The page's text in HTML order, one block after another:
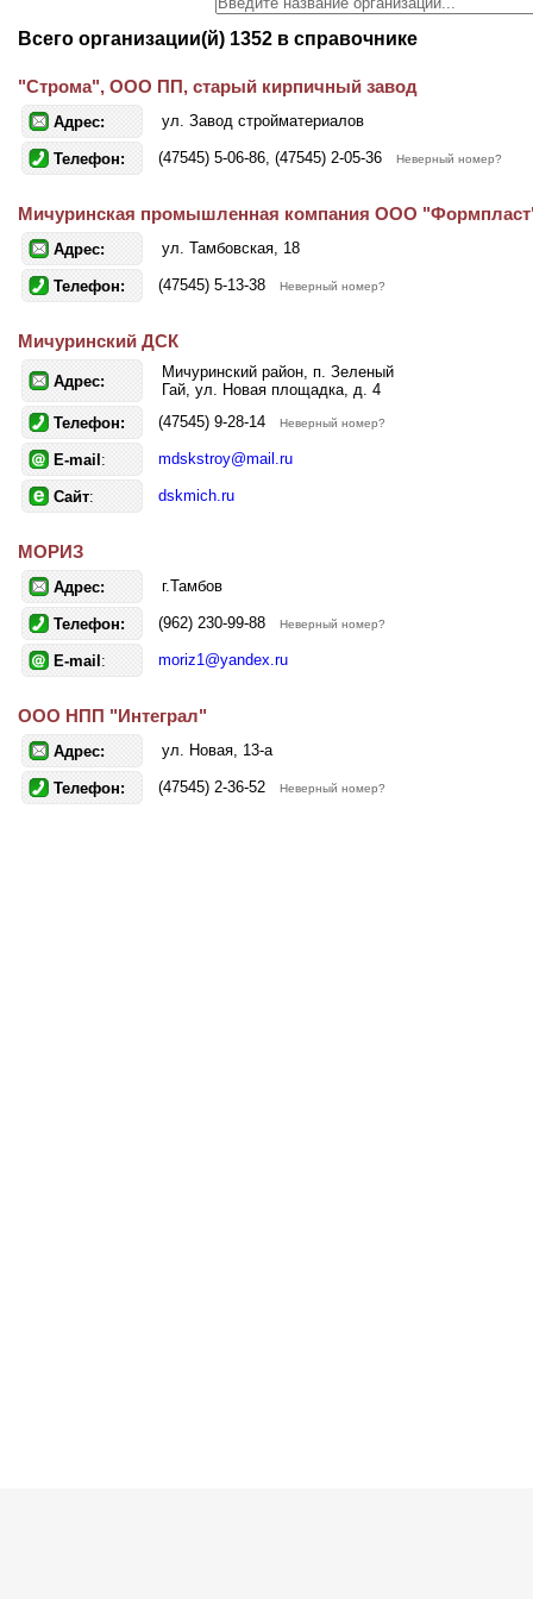
Всего организации(й) 1352 в справочнике
"Строма", ООО ПП, старый кирпичный завод
Адрес: ул. Завод стройматериалов
Телефон: (47545) 5-06-86, (47545) 2-05-36 Неверный номер?
Мичуринская промышленная компания ООО
Адрес: ул. Тамбовская, 18
Телефон: (47545) 5-13-38 Неверный номер?
Мичуринский ДСК
Адрес:
Мичуринский район, п. Зеленый
Гай, ул. Новая площадка, д. 4
Телефон:
(47545) 9-28-14 Неверный номер?
E-mail : mdskstroy@mail.ru
Сайт: dskmich.ru
МОРИЗ
Адрес: г.Тамбов
Телефон: (962) 230-99-88 Неверный номер?
E-mail : moriz1@yandex.ru
ООО НПП "Интеграл"
Адрес: ул. Новая, 13-а
Телефон: (47545) 2-36-52 Неверный номер?